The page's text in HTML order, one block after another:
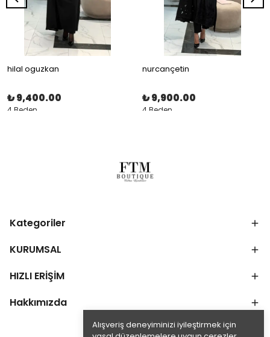
Alışveriş deneyiminizi iyileştirmek için
hilal oguzkan
₺ 9,400.00
4 Beden
nurcançetin
₺ 9,900.00
4 Beden
Kategoriler
KURUMSAL
HIZLI ERİŞİM
Hakkımızda